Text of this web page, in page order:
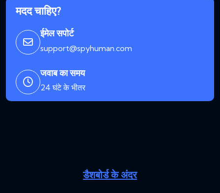
मदद चाहिए?
ईमेल सपोर्ट
support@spyhuman.com
जवाब का समय
24 घंटे के भीतर
डैशबोर्ड के अंदर